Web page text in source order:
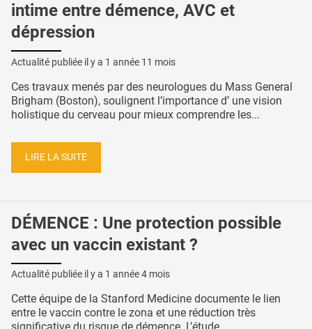
intime entre démence, AVC et
dépression
Actualité publiée il y a 1 année 11 mois
Ces travaux menés par des neurologues du Mass General
Brigham (Boston), soulignent l’importance d’ une vision
holistique du cerveau pour mieux comprendre les...
LIRE LA SUITE
DÉMENCE : Une protection possible
avec un vaccin existant ?
Actualité publiée il y a 1 année 4 mois
Cette équipe de la Stanford Medicine documente le lien
entre le vaccin contre le zona et une réduction très